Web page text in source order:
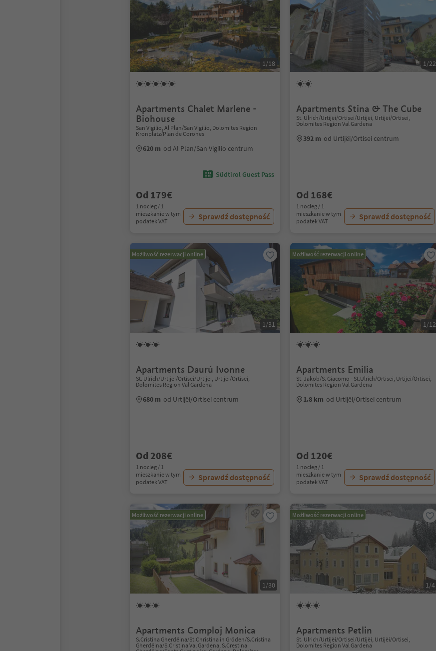
1/18
Apartments Chalet Marlene -
Biohouse
San Vigilio, Al Plan/San Vigilio, Dolomites Region
Kronplatz/Plan de Corones
620 m od Al Plan/San Vigilio centrum
Südtirol Guest Pass
Od 179€
1 nocleg / 1
mieszkanie w tym
podatek VAT
Sprawdź dostępność
1/22
Apartments Stina & The Cube
St. Ulrich/Urtijëi/Ortisei/Urtijëi, Urtijëi/Ortisei,
Dolomites Region Val Gardena
392 m od Urtijëi/Ortisei centrum
Od 168€
1 nocleg / 1
mieszkanie w tym
podatek VAT
Sprawdź dostępność
Możliwość rezerwacji online
1/31
Apartments Daurú Ivonne
St. Ulrich/Urtijëi/Ortisei/Urtijëi, Urtijëi/Ortisei,
Dolomites Region Val Gardena
680 m od Urtijëi/Ortisei centrum
Od 208€
1 nocleg / 1
mieszkanie w tym
podatek VAT
Sprawdź dostępność
Możliwość rezerwacji online
1/12
Apartments Emilia
St. Jakob/S. Giacomo - St.Ulrich/Ortisei, Urtijëi/Ortisei,
Dolomites Region Val Gardena
1.8 km od Urtijëi/Ortisei centrum
Od 120€
1 nocleg / 1
mieszkanie w tym
podatek VAT
Sprawdź dostępność
Możliwość rezerwacji online
1/30
Apartments Comploj Monica
S.Cristina Gherdëina/St.Christina in Gröden/S.Cristina
Gherdëina/S.Cristina Val Gardena, S.Crestina
Możliwość rezerwacji online
1/4
Apartments Petlin
St. Ulrich/Urtijëi/Ortisei/Urtijëi, Urtijëi/Ortisei,
Dolomites Region Val Gardena